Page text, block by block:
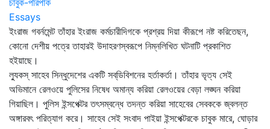
চাবুক-পরিপাক
Essays
ইংরাজ গবর্নমেন্ট তাঁহার ইংরাজ কর্মচারীদিগকে প্রশ্রয় দিয়া কীরূপে নষ্ট করিতেছন,
কোনো দেশীয় পত্রে তাহারই উদাহরণস্বরূপে নিম্নলিখিত ঘটনাটি প্রকাশিত
হইয়াছে।
ল্যুকস্‌ সাহেব সিন্ধুদেশের একটি সব্‌ডিবিশনের হর্তাকর্তা। তাঁহার ভৃত্য সেই
অভিমানে রেলওয়ে পুলিসের নিষেধ অমান্য করিয়া রেলওয়ের বেড়া লঙ্ঘন করিয়া
গিয়াছিল। পুলিস ইন্সপেক্টর তৎসম্বন্ধে তদন্ত করিয়া সাহেবের সেবককে জ্বলন্ত
অঙ্গারবৎ পরিত্যাগ করে। সাহেব সেই সংবাদ পাইয়া ইন্সপেক্টরকে চাবুক মারে, ঘোড়ার